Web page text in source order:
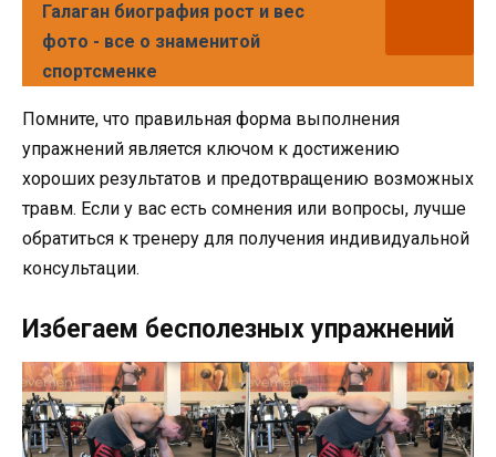
Галаган биография рост и вес
фото - все о знаменитой
спортсменке
Помните, что правильная форма выполнения
упражнений является ключом к достижению
хороших результатов и предотвращению возможных
травм. Если у вас есть сомнения или вопросы, лучше
обратиться к тренеру для получения индивидуальной
консультации.
Избегаем бесполезных упражнений